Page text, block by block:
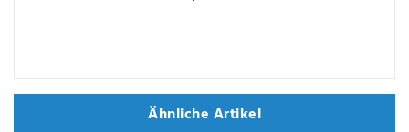
Ähnliche Artikel